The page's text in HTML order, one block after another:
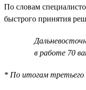
По словам
быстрого принятия
в работе 70
* По итогам третьего